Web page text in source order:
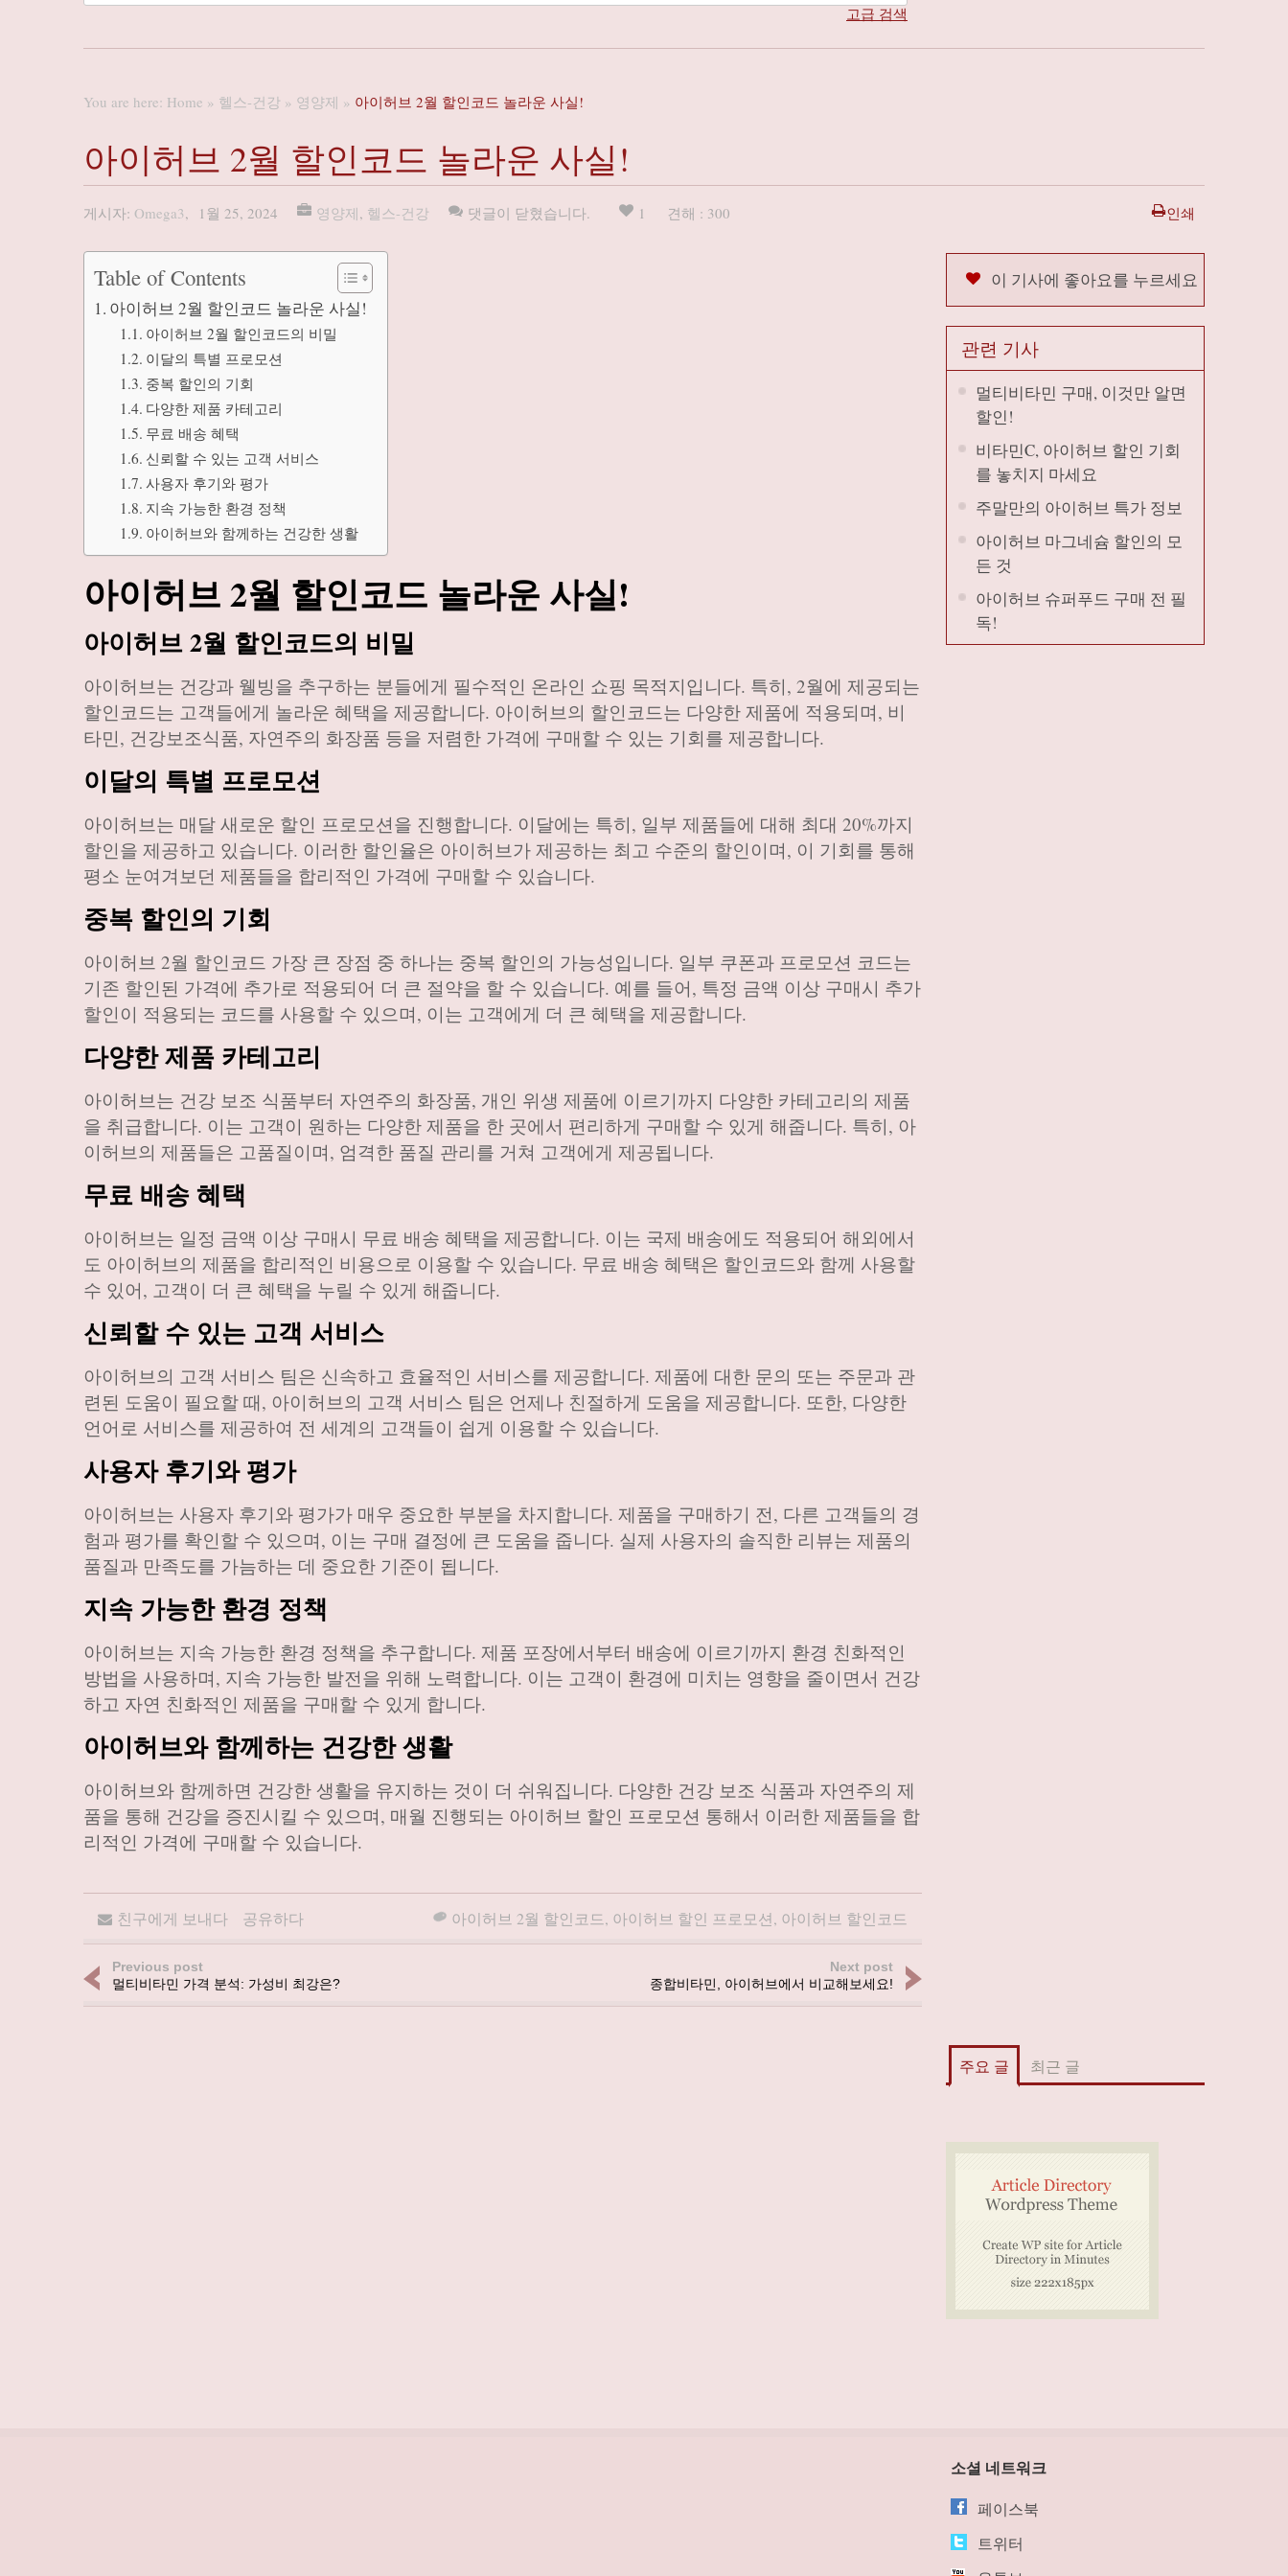
고급 검색
You are here: Home » 헬스-건강 » 영양제 » 아이허브 2월 할인코드 놀라운 사실!
아이허브 2월 할인코드 놀라운 사실!
게시자: Omega3, 1월 25, 2024 영양제, 헬스-건강 댓글이 닫혔습니다. 1 견해 : 300 인쇄
Table of Contents
아이허브 2월 할인코드 놀라운 사실!
아이허브 2월 할인코드의 비밀
이달의 특별 프로모션
중복 할인의 기회
다양한 제품 카테고리
무료 배송 혜택
신뢰할 수 있는 고객 서비스
사용자 후기와 평가
지속 가능한 환경 정책
아이허브와 함께하는 건강한 생활
아이허브 2월 할인코드 놀라운 사실!
아이허브 2월 할인코드의 비밀
아이허브는 건강과 웰빙을 추구하는 분들에게 필수적인 온라인 쇼핑 목적지입니다. 특히, 2월에 제공되는
할인코드는 고객들에게 놀라운 혜택을 제공합니다. 아이허브의 할인코드는 다양한 제품에 적용되며, 비
타민, 건강보조식품, 자연주의 화장품 등을 저렴한 가격에 구매할 수 있는 기회를 제공합니다.
이달의 특별 프로모션
아이허브는 매달 새로운 할인 프로모션을 진행합니다. 이달에는 특히, 일부 제품들에 대해 최대 20%까지
할인을 제공하고 있습니다. 이러한 할인율은 아이허브가 제공하는 최고 수준의 할인이며, 이 기회를 통해
평소 눈여겨보던 제품들을 합리적인 가격에 구매할 수 있습니다.
중복 할인의 기회
아이허브 2월 할인코드 가장 큰 장점 중 하나는 중복 할인의 가능성입니다. 일부 쿠폰과 프로모션 코드는
기존 할인된 가격에 추가로 적용되어 더 큰 절약을 할 수 있습니다. 예를 들어, 특정 금액 이상 구매시 추가
할인이 적용되는 코드를 사용할 수 있으며, 이는 고객에게 더 큰 혜택을 제공합니다.
다양한 제품 카테고리
아이허브는 건강 보조 식품부터 자연주의 화장품, 개인 위생 제품에 이르기까지 다양한 카테고리의 제품
을 취급합니다. 이는 고객이 원하는 다양한 제품을 한 곳에서 편리하게 구매할 수 있게 해줍니다. 특히, 아
이허브의 제품들은 고품질이며, 엄격한 품질 관리를 거쳐 고객에게 제공됩니다.
무료 배송 혜택
아이허브는 일정 금액 이상 구매시 무료 배송 혜택을 제공합니다. 이는 국제 배송에도 적용되어 해외에서
도 아이허브의 제품을 합리적인 비용으로 이용할 수 있습니다. 무료 배송 혜택은 할인코드와 함께 사용할
수 있어, 고객이 더 큰 혜택을 누릴 수 있게 해줍니다.
신뢰할 수 있는 고객 서비스
아이허브의 고객 서비스 팀은 신속하고 효율적인 서비스를 제공합니다. 제품에 대한 문의 또는 주문과 관
련된 도움이 필요할 때, 아이허브의 고객 서비스 팀은 언제나 친절하게 도움을 제공합니다. 또한, 다양한
언어로 서비스를 제공하여 전 세계의 고객들이 쉽게 이용할 수 있습니다.
사용자 후기와 평가
아이허브는 사용자 후기와 평가가 매우 중요한 부분을 차지합니다. 제품을 구매하기 전, 다른 고객들의 경
험과 평가를 확인할 수 있으며, 이는 구매 결정에 큰 도움을 줍니다. 실제 사용자의 솔직한 리뷰는 제품의
품질과 만족도를 가늠하는 데 중요한 기준이 됩니다.
지속 가능한 환경 정책
아이허브는 지속 가능한 환경 정책을 추구합니다. 제품 포장에서부터 배송에 이르기까지 환경 친화적인
방법을 사용하며, 지속 가능한 발전을 위해 노력합니다. 이는 고객이 환경에 미치는 영향을 줄이면서 건강
하고 자연 친화적인 제품을 구매할 수 있게 합니다.
아이허브와 함께하는 건강한 생활
아이허브와 함께하면 건강한 생활을 유지하는 것이 더 쉬워집니다. 다양한 건강 보조 식품과 자연주의 제
품을 통해 건강을 증진시킬 수 있으며, 매월 진행되는 아이허브 할인 프로모션 통해서 이러한 제품들을 합
리적인 가격에 구매할 수 있습니다.
친구에게 보내다 공유하다 아이허브 2월 할인코드, 아이허브 할인 프로모션, 아이허브 할인코드
Previous post
멀티비타민 가격 분석: 가성비 최강은?
Next post
종합비타민, 아이허브에서 비교해보세요!
이 기사에 좋아요를 누르세요
관련 기사
멀티비타민 구매, 이것만 알면
할인!
비타민C, 아이허브 할인 기회
를 놓치지 마세요
주말만의 아이허브 특가 정보
아이허브 마그네슘 할인의 모
든 것
아이허브 슈퍼푸드 구매 전 필
독!
주요 글 최근 글
소셜 네트워크
페이스북
트위터